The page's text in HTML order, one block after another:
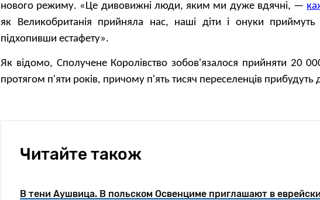
нового режиму. «Це дивовижні люди, яким ми дуже вдячні, —
як Великобританія прийняла нас, наші діти і онуки приймуть
підхопивши естафету».
Як відомо, Сполучене Королівство зобов'язалося прийняти 20
протягом п'яти років, причому п'ять тисяч переселенців прибудуть
Читайте також
В тени Аушвица. В польском Освенциме приглашают в